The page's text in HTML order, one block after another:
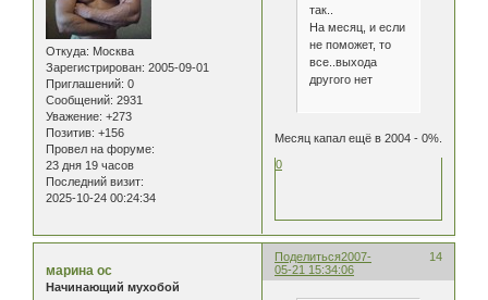
Откуда: Москва
Зарегистрирован: 2005-09-01
Приглашений: 0
Сообщений: 2931
Уважение: +273
Позитив: +156
Провел на форуме:
23 дня 19 часов
Последний визит:
2025-10-24 00:24:34
так..
На месяц, и если
не поможет, то
все..выхода
другого нет
Месяц капал ещё в 2004 - 0%.
0
Поделиться 14
2007-
05-21 15:34:06
марина ос
Начинающий мухобой